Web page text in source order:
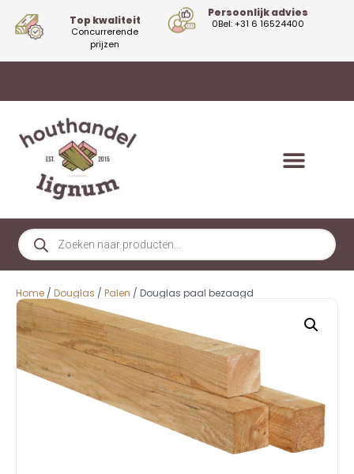
Top kwaliteit
Concurrerende
prijzen
Persoonlijk advies
0Bel: +31 6 16524400
Home / Douglas / Palen / Douglas paal bezaagd